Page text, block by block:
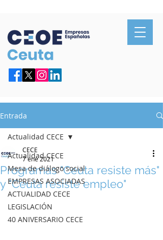
Entrada
Actualidad CECE
Mesa de diálogo social
EMPRESAS ASOCIADAS
ACTUALIDAD CECE
LEGISLACIÓN
40 ANIVERSARIO CECE
Actualidad CECE
Programas "Ceuta resiste más"
y "Ceuta resiste empleo"
CECE
7 ene 2021